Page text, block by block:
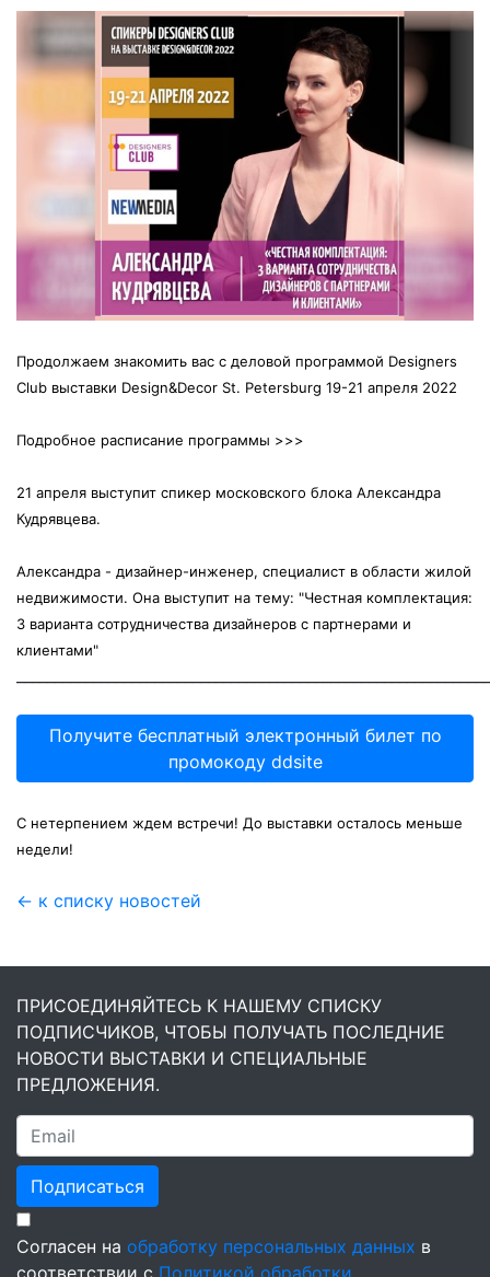
Продолжаем знакомить вас с деловой программой Designers
Club выставки Design&Decor St. Petersburg 19-21 апреля 2022
Подробное расписание программы >>>
21 апреля выступит спикер московского блока Александра
Кудрявцева.
Александра - дизайнер-инженер, специалист в области жилой
недвижимости. Она выступит на тему: "Честная комплектация:
3 варианта сотрудничества дизайнеров с партнерами и
клиентами"
Получите бесплатный электронный билет по
промокоду ddsite
С нетерпением ждем встречи! До выставки осталось меньше
недели!
← к списку новостей
ПРИСОЕДИНЯЙТЕСЬ К НАШЕМУ СПИСКУ
ПОДПИСЧИКОВ, ЧТОБЫ ПОЛУЧАТЬ ПОСЛЕДНИЕ
НОВОСТИ ВЫСТАВКИ И СПЕЦИАЛЬНЫЕ
ПРЕДЛОЖЕНИЯ.
Подписаться
Согласен на обработку персональных данных в
соответствии с Политикой обработки